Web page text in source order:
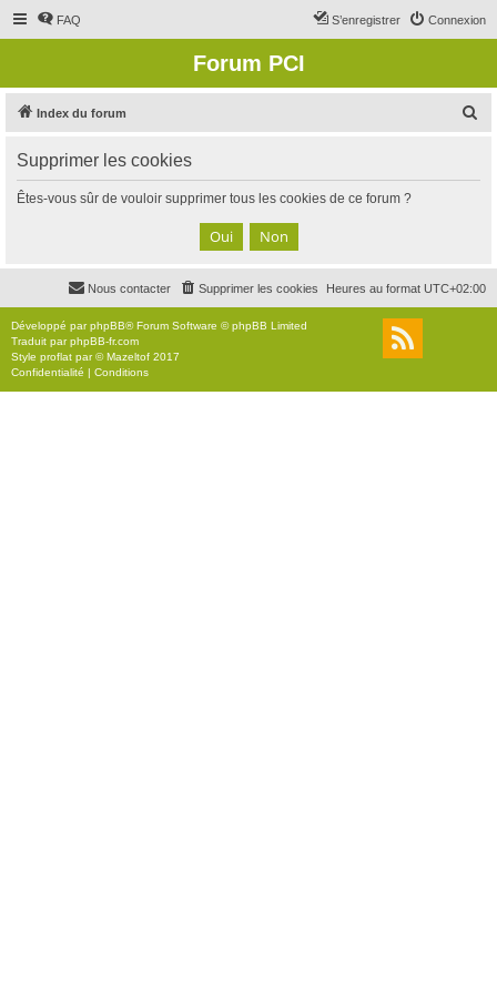
FAQ Connexion
S’enregistrer
Forum PCI
Index du forum
c
Supprimer les cookies
Êtes-vous sûr de vouloir supprimer tous les cookies de ce forum ?
Heures au format UTC+02:00
Supprimer les cookies
Nous contacter
Développé parphpBB® Forum Software © phpBB Limited
Traduit parphpBB-fr.com
Style proflat par ©Mazeltof 2017
Confidentialité | Conditions